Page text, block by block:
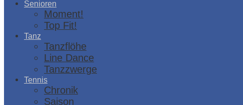
Senioren
Moment!
Top Fit!
Tanz
Tanzflöhe
Line Dance
Tanzzwerge
Tennis
Chronik
Saison